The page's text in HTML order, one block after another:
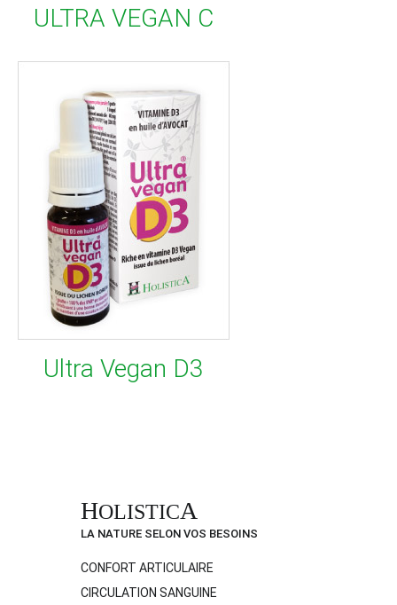
ULTRA VEGAN C
Ultra Vegan D3
HOLISTICA
LA NATURE SELON VOS BESOINS
CONFORT ARTICULAIRE
CIRCULATION SANGUINE